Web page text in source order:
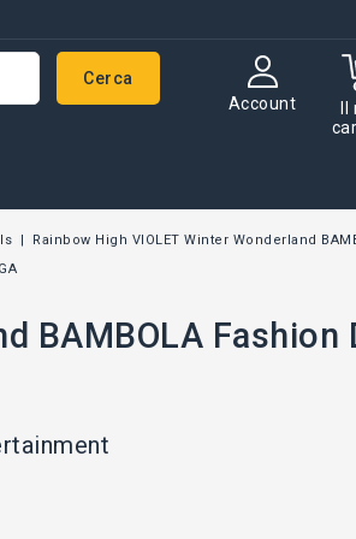
Account
Cerca
Rainbow High VIOLET Winter Wonderland
BAMBOLA Fashion